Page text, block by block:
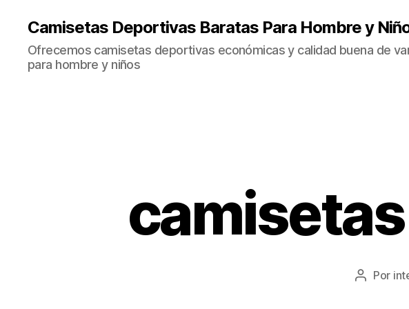
Camisetas Deportivas Baratas Para Hombre y
Ofrecemos camisetas deportivas económicas y calidad buena de
para hombre y niños
Autor
Por